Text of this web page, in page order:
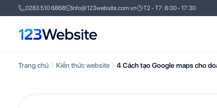
0283 510 6868 info@123website.com.vn T2 - T7: 8:00 - 17:30
Trang chủ Kiến thức website 4 Cách tạo Google maps cho